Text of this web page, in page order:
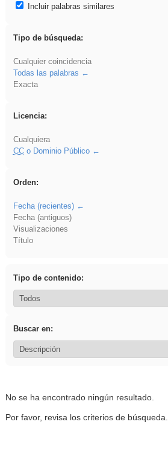
Incluir palabras similares
Tipo de búsqueda:
Cualquier coincidencia
Todas las palabras
Exacta
Licencia:
Cualquiera
CCo Dominio Público
Orden:
Fecha (recientes)
Fecha (antiguos)
Visualizaciones
Título
Tipo de contenido:
Buscar en:
No se ha encontrado ningún resultado.
Por favor, revisa los criterios de búsqueda.